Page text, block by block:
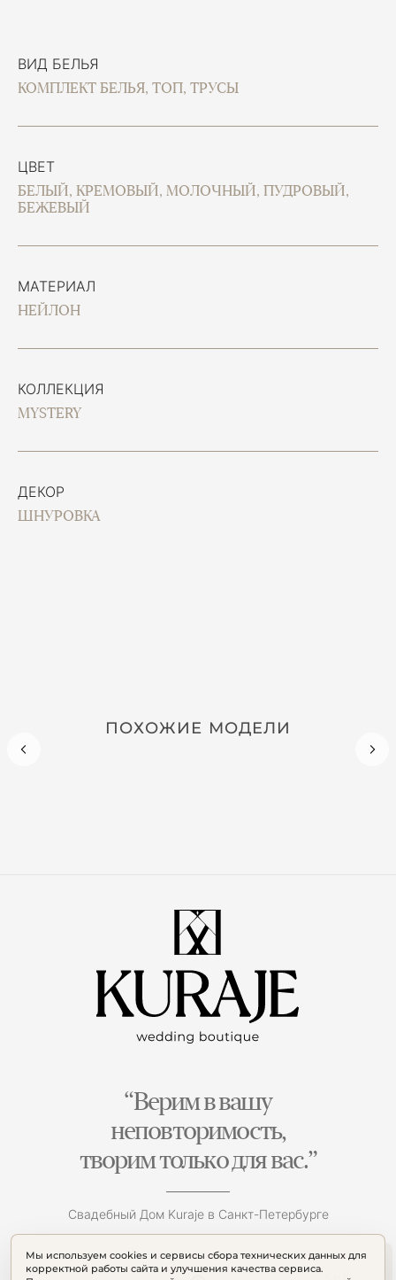
ВИД БЕЛЬЯ
КОМПЛЕКТ БЕЛЬЯ, ТОП, ТРУСЫ
ЦВЕТ
БЕЛЫЙ, КРЕМОВЫЙ, МОЛОЧНЫЙ, ПУДРОВЫЙ,
БЕЖЕВЫЙ
МАТЕРИАЛ
НЕЙЛОН
КОЛЛЕКЦИЯ
MYSTERY
ДЕКОР
ШНУРОВКА
ПОХОЖИЕ МОДЕЛИ
Мы используем cookies и сервисы сбора технических данных для
корректной работы сайта и улучшения качества сервиса.
“Верим в вашу
неповторимость,
творим только для вас.”
Свадебный Дом Kuraje в Санкт-Петербурге